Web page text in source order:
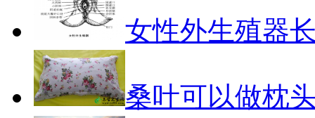
女性外生殖器
桑叶可以做枕